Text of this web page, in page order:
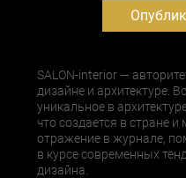
SALON-interior —
дизайне и архитектуре.
уникальное в
что создается в стране и
отражение в журнале,
в курсе современных
дизайна.